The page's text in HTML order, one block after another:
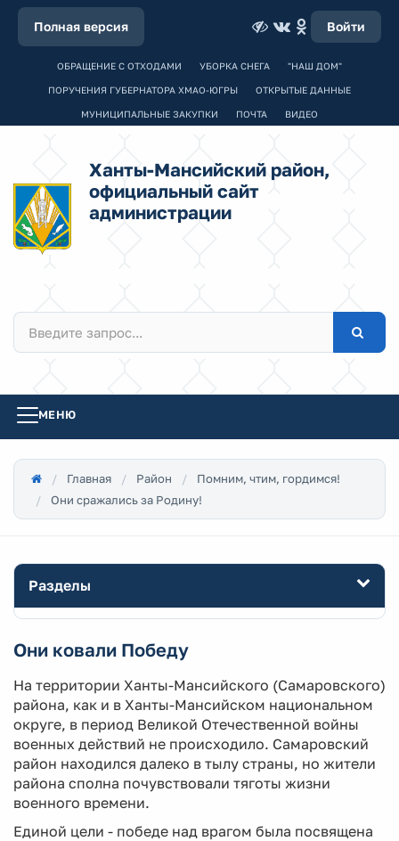
Полная версия Войти
ОБРАЩЕНИЕ С ОТХОДАМИ УБОРКА СНЕГА "НАШ ДОМ"
ПОРУЧЕНИЯ ГУБЕРНАТОРА ХМАО-ЮГРЫ ОТКРЫТЫЕ ДАННЫЕ
МУНИЦИПАЛЬНЫЕ ЗАКУПКИ ПОЧТА ВИДЕО
Ханты-Мансийский район,
официальный сайт
администрации
МЕНЮ
Главная Район
Помним, чтим, гордимся!
Они сражались за Родину!
Разделы
Они ковали Победу
На территории Ханты-Мансийского (Самаровского)
района, как и в Ханты-Мансийском национальном
округе, в период Великой Отечественной войны
военных действий не происходило. Самаровский
район находился далеко в тылу страны, но жители
района сполна почувствовали тяготы жизни
военного времени.
Единой цели - победе над врагом была посвящена